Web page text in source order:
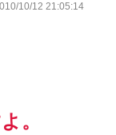
10/12 21:05:14
よ。